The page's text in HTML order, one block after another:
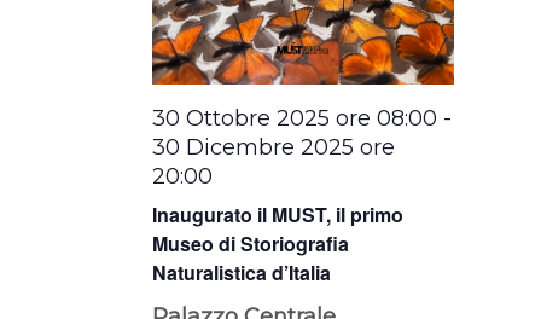
Inaugurato il MUST, il primo
Museo di Storiografia
Naturalistica d’Italia
30 Ottobre 2025 ore 08:00 -
30 Dicembre 2025 ore
20:00